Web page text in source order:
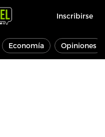
Inscribirse
Economía Opiniones